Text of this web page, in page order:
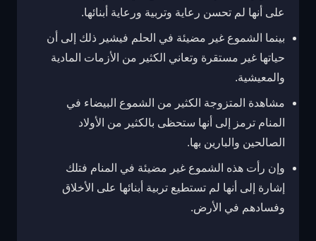
على أنها لم تحسن رعاية وتربية ورعاية أبنائها.
بينما الشموع غير مضيئة في الحلم فيشير ذلك إلى أن
حياتها غير مستقرة وتعاني الكثير من الأزمات المادية
والمعيشية.
مشاهدة المتزوجة الكثير من الشموع البيضاء في
المنام ترمز إلى أنها ستحظى بالكثير من الأولاد
الصالحين والبارين بها.
وإن رأت هذه الشموع غير مضيئة في المنام فتلك
إشارة إلى أنها لم تستطيع تربية أبنائها على الأخلاق
وفسادهم في الأرض.